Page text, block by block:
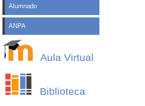
Alumnado
ANPA
Aula Virtual
Biblioteca